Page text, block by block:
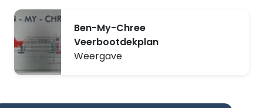
Ben-My-Chree
Veerbootdekplan
Weergave